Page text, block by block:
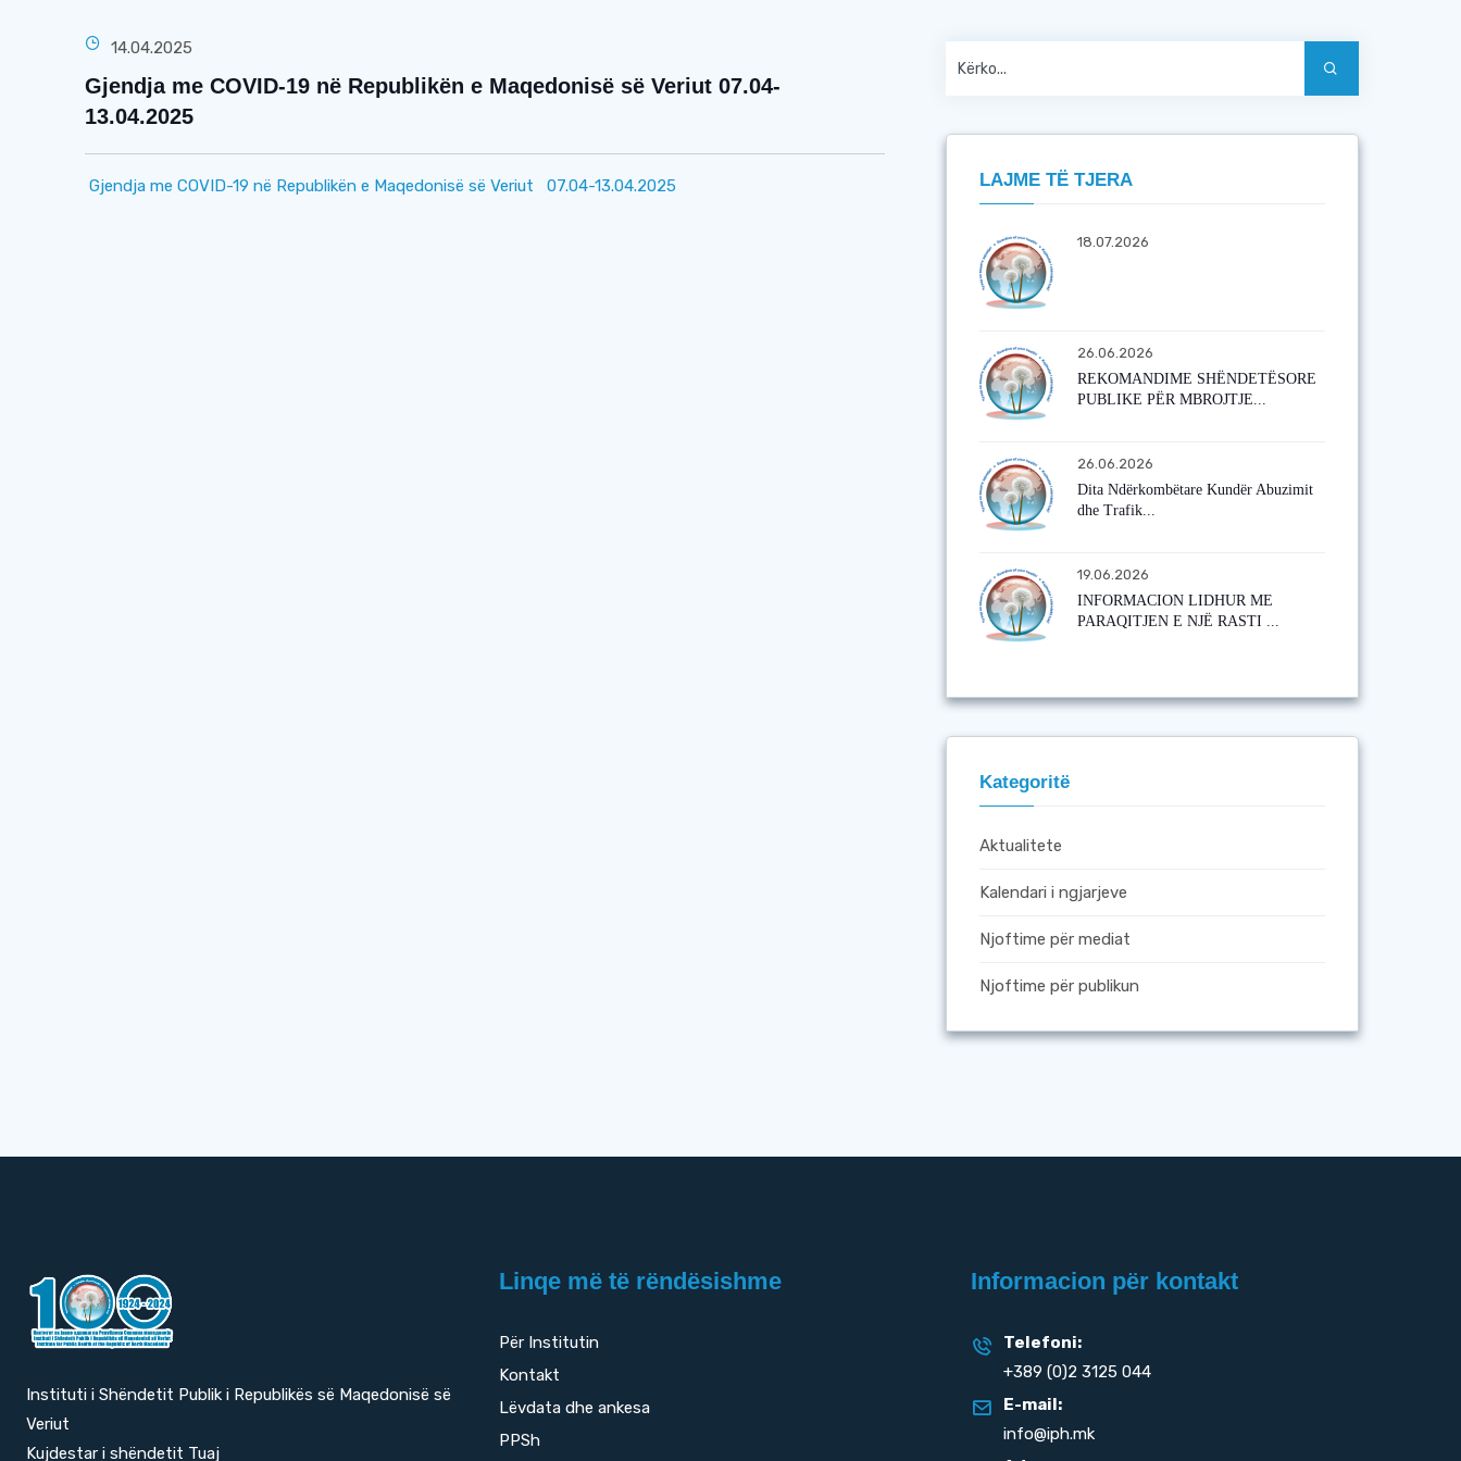
14.04.2025
Gjendja me COVID-19 në Republikën e Maqedonisë së Veriut 07.04-
13.04.2025
Gjendja me COVID-19 në Republikën e Maqedonisë së Veriut 07.04-13.04.2025 LAJME TË TJERA
18.07.2026
26.06.2026
REKOMANDIME SHËNDETËSORE
PUBLIKE PËR MBROJTJE...
26.06.2026
Dita Ndërkombëtare Kundër Abuzimit
dhe Trafik...
19.06.2026
INFORMACION LIDHUR ME
PARAQITJEN E NJË RASTI ...
Kategoritë
Aktualitete
Kalendari i ngjarjeve
Njoftime për mediat
Njoftime për publikun
Instituti i Shëndetit Publik i Republikës së Maqedonisë së
Veriut
Kujdestar i shëndetit Tuaj
Linqe më të rëndësishme
Për Institutin
Kontakt
Lëvdata dhe ankesa
PPSh
Informacion për kontakt
Telefoni:
+389 (0)2 3125 044
E-mail:
info@iph.mk